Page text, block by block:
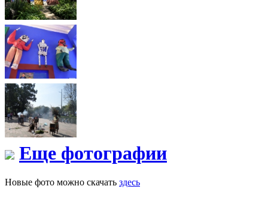
Еще фотографии
Новые фото можно скачать здесь